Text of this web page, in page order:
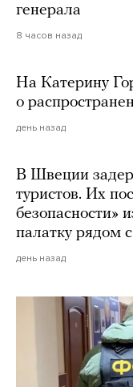
генерала
8 часов назад
На Катерину
о
день назад
В Швеции
туристов. Их
безопасности»
палатку рядом
день назад